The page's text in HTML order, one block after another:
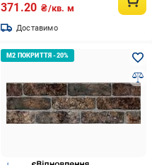
371.20 ₴/кв. м
Доставимо